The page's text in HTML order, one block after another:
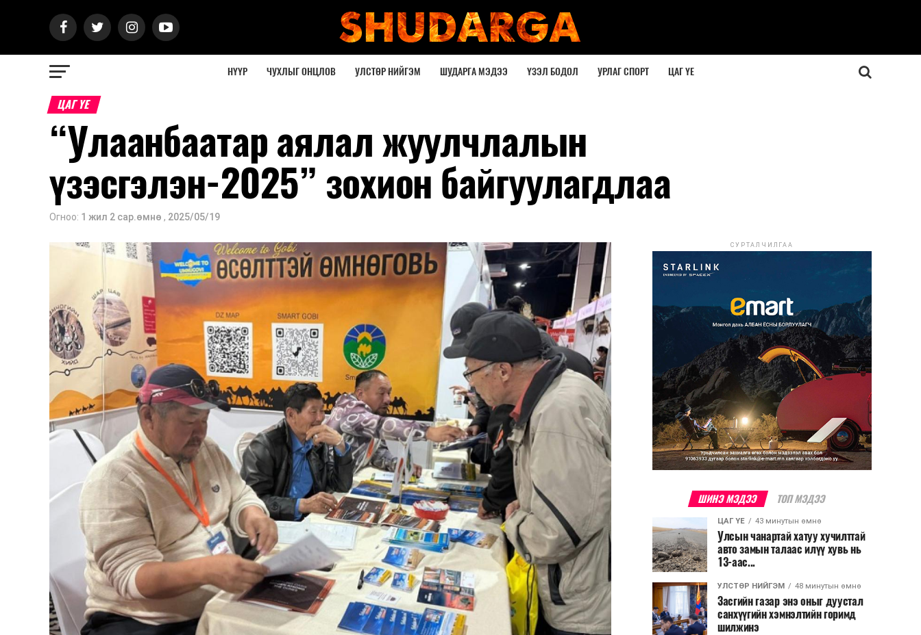
НҮҮР ЧУХЛЫГ ОНЦЛОВ УЛСТӨР НИЙГЭМ ШУДАРГА МЭДЭЭ ҮЗЭЛ БОДОЛ УРЛАГ СПОРТ ЦАГ ҮЕ
ЦАГ ҮЕ
“Улаанбаатар аялал жуулчлалын
үзэсгэлэн-2025” зохион байгуулагдлаа
Огноо: 1 жил 2 сар.өмнө , 2025/05/19
СУРТАЛЧИЛГАА
ШИНЭ МЭДЭЭ ТОП МЭДЭЭ
ЦАГ ҮЕ 43 минутын өмнө
Улсын чанартай хатуу хучилттай
авто замын талаас илүү хувь нь
13-аас...
УЛСТӨР НИЙГЭМ 48 минутын өмнө
Засгийн газар энэ оныг дуустал
санхүүгийн хэмнэлтийн горимд
шилжинэ